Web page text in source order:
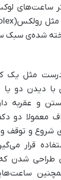
ساعت‌های
شده‌ی
مثل یک
با دیدن دو
و عقربه
معمولا دو
شروع و توقف
قرار
طراحی شدن که